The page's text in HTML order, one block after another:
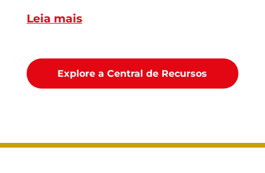
Leia mais
Explore a Central de Recursos